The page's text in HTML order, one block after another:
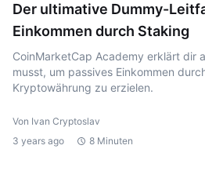
Der ultimative Dummy-
Einkommen durch Staking
CoinMarketCap Academy erklärt dir
musst, um passives Einkommen
Kryptowährung zu erzielen.
Von Ivan Cryptoslav
3 years ago
8 Minuten